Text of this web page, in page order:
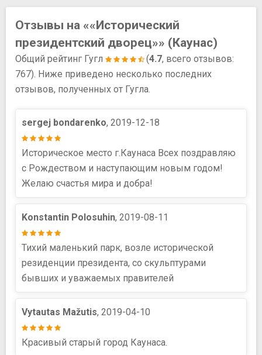
Отзывы на ««Исторический
президентский дворец»» (Каунас)
Общий рейтинг Гугл (4.7, всего отзывов:
767). Ниже приведено несколько последних
отзывов, полученных от Гугла.
sergej bondarenko, 2019-12-18
Историческое место г.Каунаса Всех поздравляю
с Рождеством и наступающим новым годом!
Желаю счастья мира и добра!
Konstantin Polosuhin, 2019-08-11
Тихий маленький парк, возле исторической
резиденции президента, со скульптурами
бывших и уважаемых правителей
Vytautas Mažutis, 2019-04-10
Красивый старый город Каунаса.